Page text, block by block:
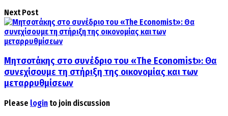
Next Post
Μητσοτάκης στο συνέδριο του «The Economist»: Θα
συνεχίσουμε τη στήριξη της οικονομίας και των
μεταρρυθμίσεων
Please login to join discussion